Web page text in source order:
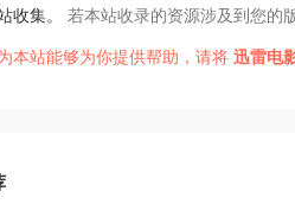
收集。 若本站收录的资源涉及到您的
本站能够为你提供帮助，请将迅雷电